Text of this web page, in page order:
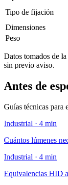
Tipo de fijación
Dimensiones
Peso
Datos tomados de
sin previo aviso.
Antes de
Guías técnicas para
Industrial · 4 min
Cuántos lúmenes
Industrial · 4 min
Equivalencias HID